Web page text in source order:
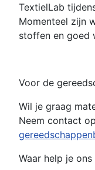
TextielLab
Momenteel zijn
stoffen en goed
Voor de
Wil je graag
Neem contact
Waar help je ons